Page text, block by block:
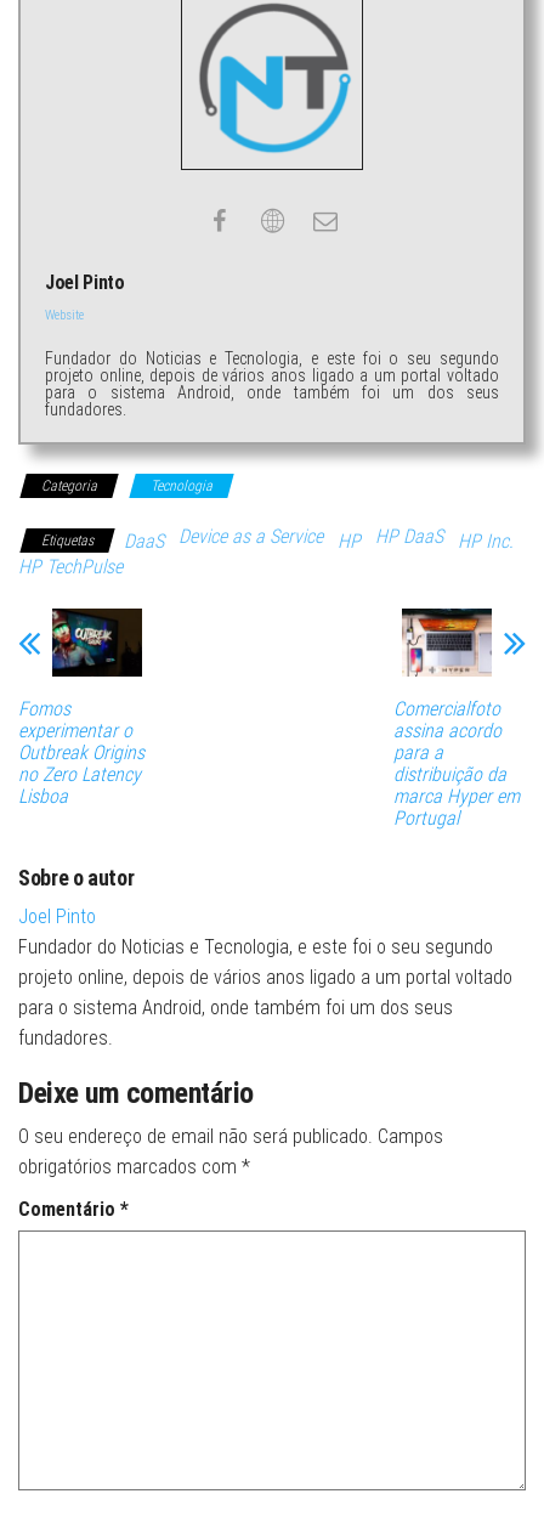
Joel Pinto
Website
Fundador do Noticias e Tecnologia, e este foi o seu segundo
projeto online, depois de vários anos ligado a um portal voltado
para o sistema Android, onde também foi um dos seus
fundadores.
Categoria Tecnologia
Etiquetas DaaS Device as a Service HP HP DaaS
HP Inc.
HP TechPulse
Fomos
experimentar o
Outbreak Origins
no Zero Latency
Lisboa
Comercialfoto
assina acordo
para a
distribuição da
marca Hyper em
Portugal
Sobre o autor
Joel Pinto
Fundador do Noticias e Tecnologia, e este foi o seu segundo
projeto online, depois de vários anos ligado a um portal voltado
para o sistema Android, onde também foi um dos seus
fundadores.
Deixe um comentário
O seu endereço de email não será publicado. Campos
obrigatórios marcados com *
Comentário *